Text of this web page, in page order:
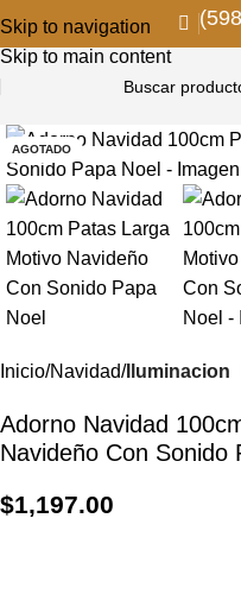
Skip to navigation
Skip to main content
AGOTADO
Inicio Navidad Iluminacion
Adorno Navidad
Navideño Con Sonido
$1,197.00